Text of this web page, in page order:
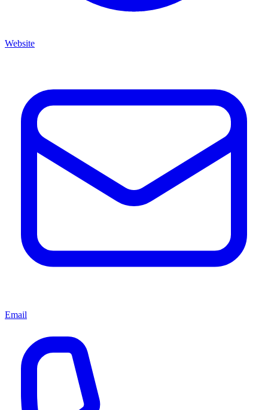
Website
Email